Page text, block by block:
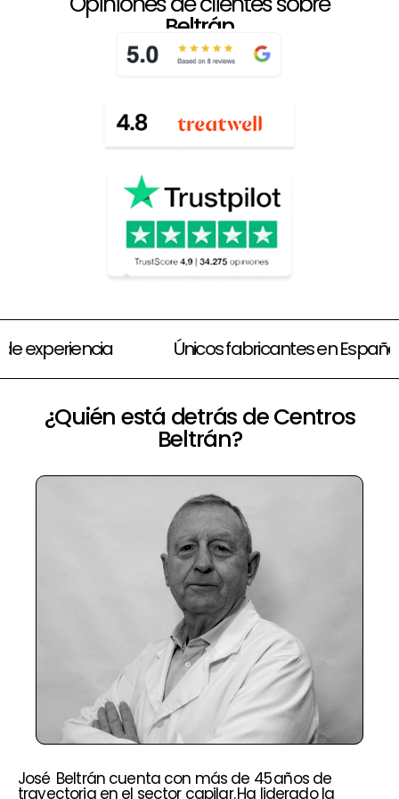
Beltrán
opciones de financiación 70 años
¿Quién está detrás de Centros
Beltrán?
José Beltrán cuenta con más de 45 años de
trayectoria en el sector capilar. Ha liderado la